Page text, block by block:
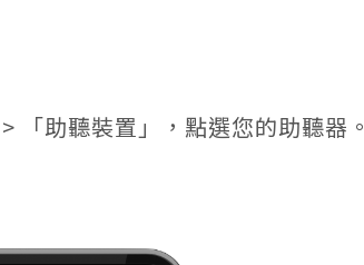
「助聽裝置」，點選您的助聽器。